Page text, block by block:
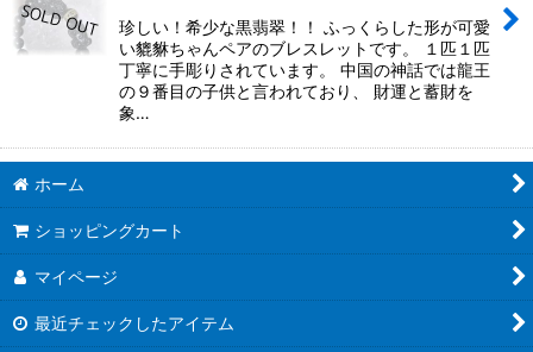
珍しい！希少な黒翡翠！！ ふっくらした形が可愛
い貔貅ちゃんペアのブレスレットです。 １匹１匹
丁寧に手彫りされています。 中国の神話では龍王
の９番目の子供と言われており、 財運と蓄財を
象…
ホーム
ショッピングカート
マイページ
最近チェックしたアイテム